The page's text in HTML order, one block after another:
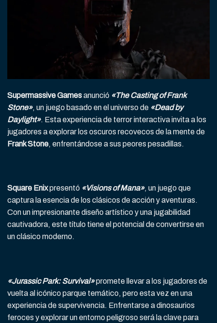
Supermassive Gamesanunció «The Casting of Frank
Stone», un juego basado en el universo de «Dead by
Daylight». Esta experiencia de terror interactiva invita a los
jugadores a explorar los oscuros recovecos de la mente de
Frank Stone, enfrentándose a sus peores pesadillas.
Square Enixpresentó «Visions of Mana», un juego que
captura la esencia de los clásicos de acción y aventuras.
Con un impresionante diseño artístico y una jugabilidad
cautivadora, este título tiene el potencial de convertirse en
un clásico moderno.
«Jurassic Park: Survival»promete llevar a los jugadores de
vuelta al icónico parque temático, pero esta vez en una
experiencia de supervivencia. Enfrentarse a dinosaurios
feroces y explorar un entorno peligroso será la clave para